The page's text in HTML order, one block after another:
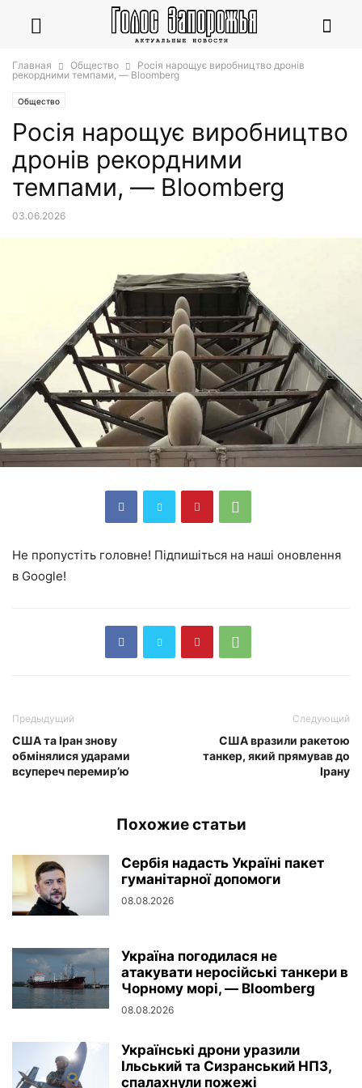
Главная Общество
Росія нарощує виробництво дронів
рекордними темпами, — Bloomberg
Общество
Росія нарощує виробництво
дронів рекордними
темпами, — Bloomberg
03.06.2026
Не пропустіть головне! Підпишіться на наші оновлення
в Google!
Предыдущий
США та Іран знову
обмінялися ударами
всупереч перемир’ю
Следующий
США вразили ракетою
танкер, який прямував до
Ірану
Похожие статьи
Сербія надасть Україні пакет
гуманітарної допомоги
08.08.2026
Україна погодилася не
атакувати неросійські танкери в
Чорному морі, — Bloomberg
08.08.2026
Українські дрони уразили
Ільський та Сизранський НПЗ,
спалахнули пожежі